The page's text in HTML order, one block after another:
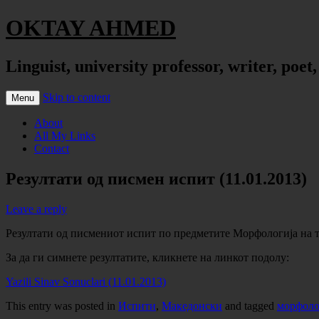
OKTAY AHMED
Linguist, university professor, writer,
Menu Skip to content
About
All My Links
Contact
Резултати од писмен испит (11.01.2013)
Leave a reply
Резултати од писмениот испит по предметите Морфологија
За да ги симнете резултатите, кликнете на линкот подолу:
Yazili Sinav Sonuclari (11.01.2013)
This entry was posted in Испити, Македонски and tagged